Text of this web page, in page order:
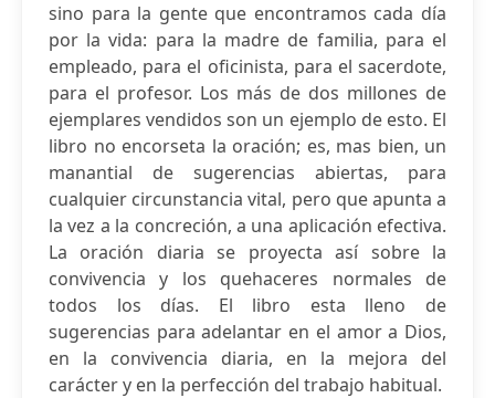
sino para la gente que encontramos cada día
por la vida: para la madre de familia, para el
empleado, para el oficinista, para el sacerdote,
para el profesor. Los más de dos millones de
ejemplares vendidos son un ejemplo de esto. El
libro no encorseta la oración; es, mas bien, un
manantial de sugerencias abiertas, para
cualquier circunstancia vital, pero que apunta a
la vez a la concreción, a una aplicación efectiva.
La oración diaria se proyecta así sobre la
convivencia y los quehaceres normales de
todos los días. El libro esta lleno de
sugerencias para adelantar en el amor a Dios,
en la convivencia diaria, en la mejora del
carácter y en la perfección del trabajo habitual.